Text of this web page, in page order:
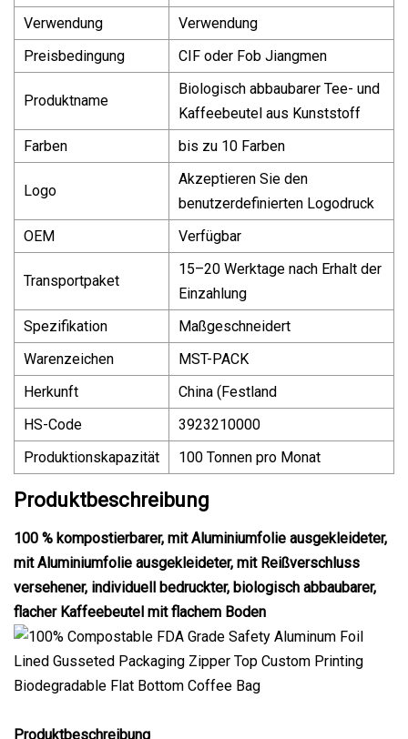
Verwendung
Verwendung
Preisbedingung
CIF oder Fob Jiangmen
Produktname
Biologisch abbaubarer Tee- und
Kaffeebeutel aus Kunststoff
Farben
bis zu 10 Farben
Logo
Akzeptieren Sie den
benutzerdefinierten Logodruck
OEM
Verfügbar
Transportpaket
15–20 Werktage nach Erhalt der
Einzahlung
Spezifikation
Maßgeschneidert
Warenzeichen
MST-PACK
Herkunft
China (Festland
HS-Code
3923210000
Produktionskapazität
100 Tonnen pro Monat
Produktbeschreibung
100 % kompostierbarer, mit Aluminiumfolie ausgekleideter,
mit Aluminiumfolie ausgekleideter, mit Reißverschluss
versehener, individuell bedruckter, biologisch abbaubarer,
flacher Kaffeebeutel mit flachem Boden
Produktbeschreibung